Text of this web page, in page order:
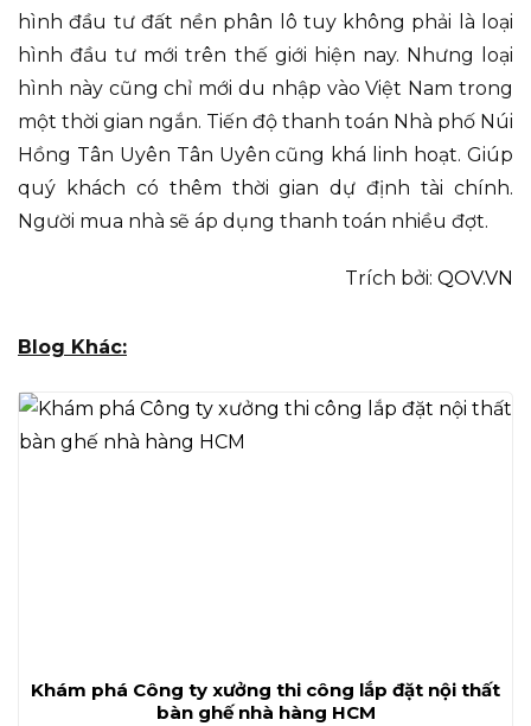
hình đầu tư đất nền phân lô tuy không phải là loại
hình đầu tư mới trên thế giới hiện nay. Nhưng loại
hình này cũng chỉ mới du nhập vào Việt Nam trong
một thời gian ngắn. Tiến độ thanh toán Nhà phố Núi
Hồng Tân Uyên Tân Uyên cũng khá linh hoạt. Giúp
quý khách có thêm thời gian dự định tài chính.
Người mua nhà sẽ áp dụng thanh toán nhiều đợt.
Trích bởi: QOV.VN
Blog Khác:
Khám phá Công ty xưởng thi công lắp đặt nội thất
bàn ghế nhà hàng HCM